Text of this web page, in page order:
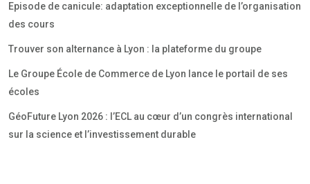
Episode de canicule: adaptation exceptionnelle de l’organisation
des cours
Trouver son alternance à Lyon : la plateforme du groupe
Le Groupe École de Commerce de Lyon lance le portail de ses
écoles
GéoFuture Lyon 2026 : l’ECL au cœur d’un congrès international
sur la science et l’investissement durable